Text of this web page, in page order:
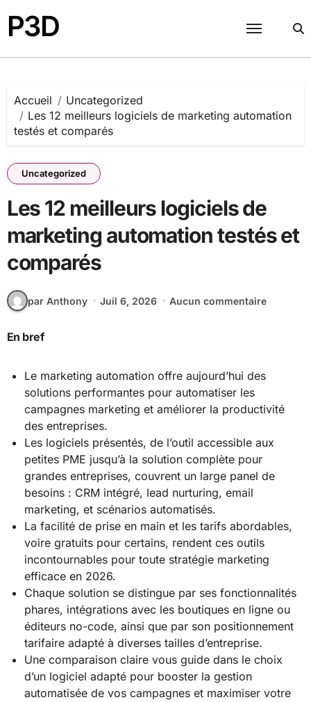
contenu
P3D
Accueil
Uncategorized
Les 12 meilleurs logiciels de marketing automation
testés et comparés
Uncategorized
Les 12 meilleurs logiciels de
marketing automation testés et
comparés
par Anthony Juil 6, 2026 Aucun commentaire
En bref
Le marketing automation offre aujourd’hui des
solutions performantes pour automatiser les
campagnes marketing et améliorer la productivité
des entreprises.
Les logiciels présentés, de l’outil accessible aux
petites PME jusqu’à la solution complète pour
grandes entreprises, couvrent un large panel de
besoins : CRM intégré, lead nurturing, email
marketing, et scénarios automatisés.
La facilité de prise en main et les tarifs abordables,
voire gratuits pour certains, rendent ces outils
incontournables pour toute stratégie marketing
efficace en 2026.
Chaque solution se distingue par ses fonctionnalités
phares, intégrations avec les boutiques en ligne ou
éditeurs no-code, ainsi que par son positionnement
tarifaire adapté à diverses tailles d’entreprise.
Une comparaison claire vous guide dans le choix
d’un logiciel adapté pour booster la gestion
automatisée de vos campagnes et maximiser votre